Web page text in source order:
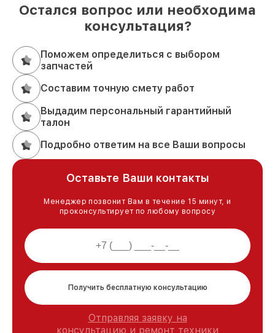
Остался вопрос или необходима
консультация?
Поможем определиться с выбором
запчастей
Составим точную смету работ
Выдадим персональный гарантийный
талон
Подробно ответим на все Ваши вопросы
Оставьте Ваши контакты
Менеджер позвонит Вам в течение 15 минут, и
проконсультирует по любому вопросу
Получить бесплатную консультацию
Отправляя заявку на
консультацию и ремонт техники